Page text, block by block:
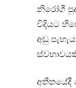
නිරෝගී
විදියට
අඩු
අතීතයේදී